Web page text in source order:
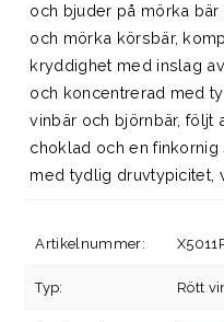
och bjuder på mörka
och mörka körsbär,
kryddighet med inslag
och koncentrerad med
vinbär och björnbär, följt
choklad och en finkornig
med tydlig druvtypicitet,
Artikelnummer:
Typ: Rött